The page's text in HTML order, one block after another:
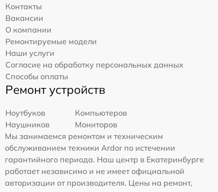
Контакты
Вакансии
О компании
Ремонтируемые модели
Наши услуги
Согласие на обработку персональных данных
Способы оплаты
Ремонт устройств
Ноутбуков
Компьютеров
Наушников
Мониторов
Мы занимаемся ремонтом и техническим
обслуживанием техники Ardor по истечении
гарантийного периода. Наш центр в Екатеринбурге
работает независимо и не имеет официальной
авторизации от производителя. Цены на ремонт,